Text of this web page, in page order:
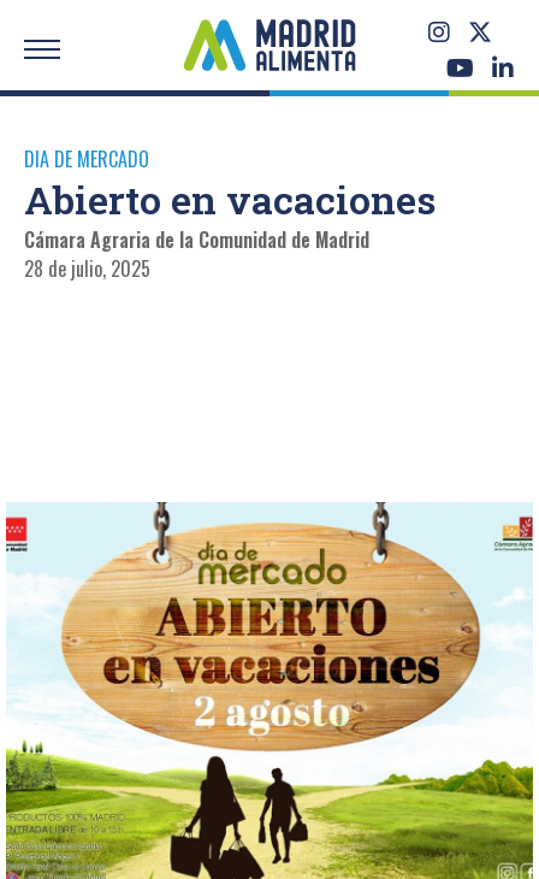
DIA DE MERCADO
Abierto en vacaciones
Cámara Agraria de la Comunidad de Madrid
28 de julio, 2025